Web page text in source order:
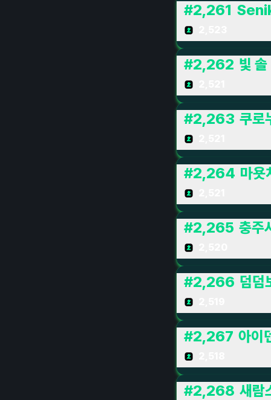
#2,261
#2,262 빛 솔
#2,263 쿠로
#2,264 마욧
#2,265 충주
#2,266 덤덤
#2,267 아이
#2,268 새람